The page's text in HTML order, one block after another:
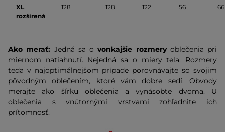
XL
rozšírená
128 128 122 56 66
Ako merať: Jedná sa ovonkajšie rozmeryoblečenia pri
miernom natiahnutí. Nejedná sa o miery tela. Rozmery
teda v najoptimálnejšom prípade porovnávajte so svojim
pôvodným oblečením, ktoré vám dobre sedí. Obvody
merajte ako šírku oblečenia a vynásobte dvoma. U
oblečenia s vnútornými vrstvami zohľadnite ich
prítomnosť.